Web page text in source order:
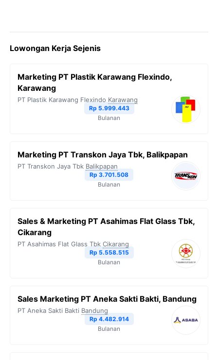
Lowongan Kerja Sejenis
Marketing PT Plastik Karawang Flexindo,
Karawang
PT Plastik Karawang Flexindo Karawang
Rp 5.999.443
Bulanan
Marketing PT Transkon Jaya Tbk, Balikpapan
PT Transkon Jaya Tbk Balikpapan
Rp 3.701.508
Bulanan
Sales & Marketing PT Asahimas Flat Glass Tbk,
Cikarang
PT Asahimas Flat Glass Tbk Cikarang
Rp 5.558.515
Bulanan
Sales Marketing PT Aneka Sakti Bakti, Bandung
PT Aneka Sakti Bakti Bandung
Rp 4.482.914
Bulanan